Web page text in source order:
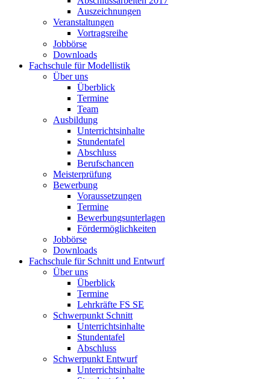
Auszeichnungen
Veranstaltungen
Vortragsreihe
Jobbörse
Downloads
Fachschule für Modellistik
Über uns
Überblick
Termine
Team
Ausbildung
Unterrichtsinhalte
Stundentafel
Abschluss
Berufschancen
Meisterprüfung
Bewerbung
Voraussetzungen
Termine
Bewerbungsunterlagen
Fördermöglichkeiten
Jobbörse
Downloads
Fachschule für Schnitt und Entwurf
Über uns
Überblick
Termine
Lehrkräfte FS SE
Schwerpunkt Schnitt
Unterrichtsinhalte
Stundentafel
Abschluss
Schwerpunkt Entwurf
Unterrichtsinhalte